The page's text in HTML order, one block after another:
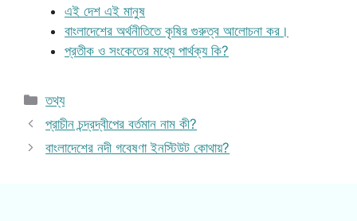
এই দেশ এই মানুষ
বাংলাদেশের অর্থনীতিতে কৃষির গুরুত্ব আলোচনা কর।
প্রতীক ও সংকেতের মধ্যে পার্থক্য কি?
Categories
তথ্য
প্রাচীন চন্দ্রদ্বীপের বর্তমান নাম কী?
বাংলাদেশের নদী গবেষণা ইনস্টিউট কোথায়?